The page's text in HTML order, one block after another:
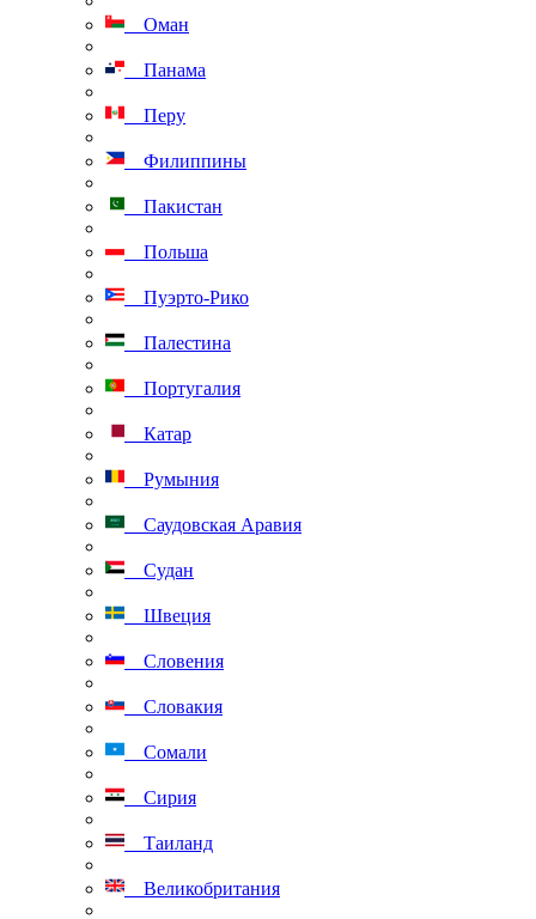
Оман
Панама
Перу
Филиппины
Пакистан
Польша
Пуэрто-Рико
Палестина
Португалия
Катар
Румыния
Саудовская Аравия
Судан
Швеция
Словения
Словакия
Сомали
Сирия
Таиланд
Великобритания